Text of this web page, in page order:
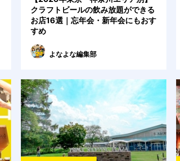
クラフトビールの飲み放題ができる
お店16選｜忘年会・新年会にもおす
すめ
よなよな編集部